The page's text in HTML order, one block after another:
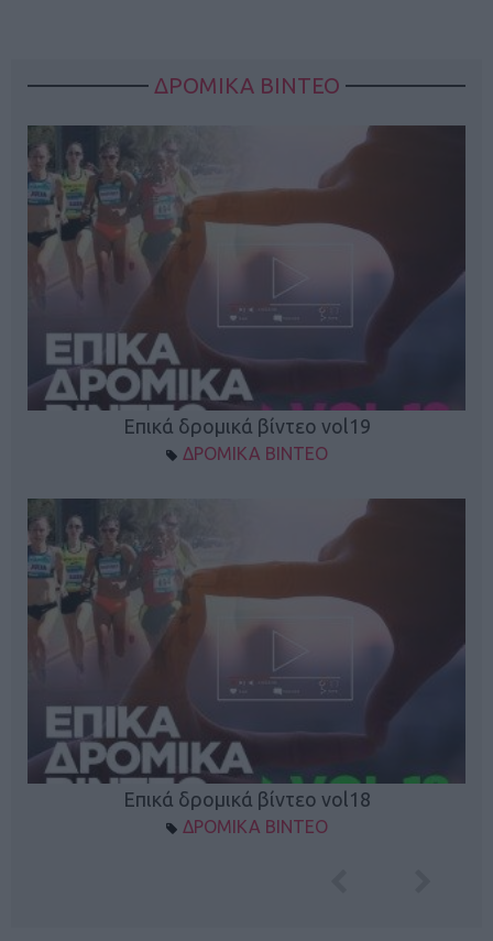
ΔΡΟΜΙΚΑ ΒΙΝΤΕΟ
Επικά δρομικά βίντεο vol19
ΔΡΟΜΙΚΑ ΒΙΝΤΕΟ
Επικά δρομικά βίντεο vol18
ΔΡΟΜΙΚΑ ΒΙΝΤΕΟ